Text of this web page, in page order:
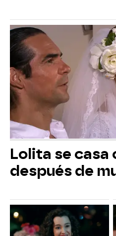
Lolita se casa
después de